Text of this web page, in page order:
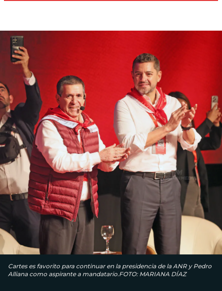
Cartes es favorito para continuar en la presidencia de la ANR y Pedro
Alliana como aspirante a mandatario.FOTO: MARIANA DÍAZ